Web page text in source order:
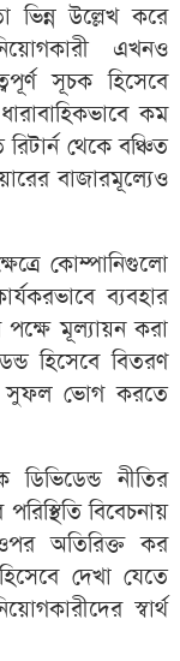
ভিন্ন উল্লেখ করে
এখনও
সূচক হিসেবে
কম
থেকে বঞ্চিত
বাজারমূল্যেও
কোম্পানিগুলো
ব্যবহার
পক্ষে মূল্যায়ন করা
হিসেবে বিতরণ
সুফল ভোগ করতে
ডিভিডেন্ড নীতির
বিবেচনায়
অতিরিক্ত কর
দেখা যেতে
স্বার্থ